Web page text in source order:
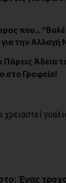
που…
την Αλλαγή
Άδεια
στο Γραφείο!
Ένας